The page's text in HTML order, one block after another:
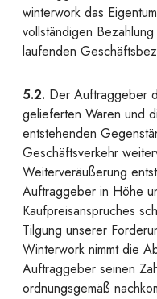
winterwork das
vollständigen
laufenden
5.2. Der Auftraggeber
gelieferten Waren und
entstehenden
Geschäftsverkehr
Weiterveräußerung
Auftraggeber in Höhe
Kaufpreisanspruches
Tilgung unserer
Winterwork nimmt die
Auftraggeber seinen
ordnungsgemäß